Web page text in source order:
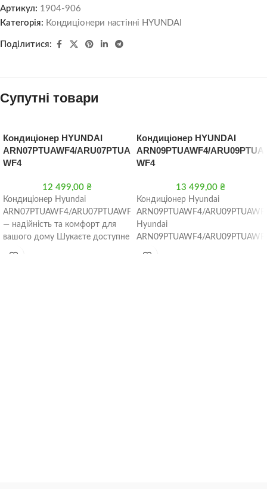
Артикул: 1904-906
Категорія: Кондиціонери настінні HYUNDAI
Поділитися:
Супутні товари
Кондиціонер HYUNDAI
ARN07PTUAWF4/ARU07PTUA
WF4
12 499,00 ₴
Кондиціонер Hyundai
ARN07PTUAWF4/ARU07PTUAWF4
— надійність та комфорт для
вашого дому Шукаєте доступне
Кондиціонер HYUNDAI
ARN09PTUAWF4/ARU09PTUA
WF4
13 499,00 ₴
Кондиціонер Hyundai
ARN09PTUAWF4/
Hyundai
ARN09PTUAWF4/